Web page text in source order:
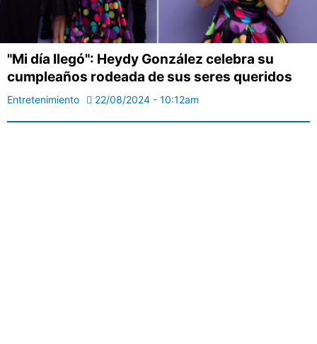
"Mi día llegó": Heydy González celebra su
cumpleaños rodeada de sus seres queridos
Entretenimiento 22/08/2024 - 10:12am